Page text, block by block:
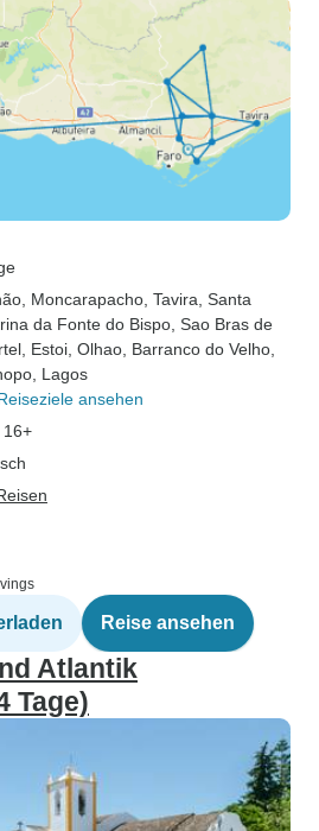
, Moncarapacho , Tavira , Santa
da Fonte do Bispo , Sao Bras de
, Estoi , Olhao , Barranco do Velho
, Lagos
ansehen
16+
Reise ansehen
Atlantik
Tage)